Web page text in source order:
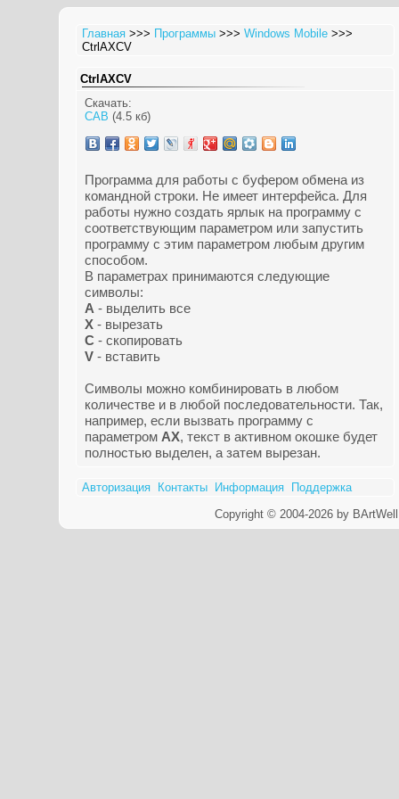
Главная >>> Программы >>>Windows Mobile >>>
CtrlAXCV
CtrlAXCV
Скачать:
CAB (4.5 кб)
Программа для работы с буфером обмена из
командной строки. Не имеет интерфейса. Для
работы нужно создать ярлык на программу с
соответствующим параметром или запустить
программу с этим параметром любым другим
способом.
В параметрах принимаются следующие
символы:
A - выделить все
X - вырезать
C - скопировать
V - вставить
Символы можно комбинировать в любом
количестве и в любой последовательности. Так,
например, если вызвать программу с
параметром AX, текст в активном окошке будет
полностью выделен, а затем вырезан.
Авторизация Контакты Информация
Поддержка
Copyright © 2004-2026 by BArtWell